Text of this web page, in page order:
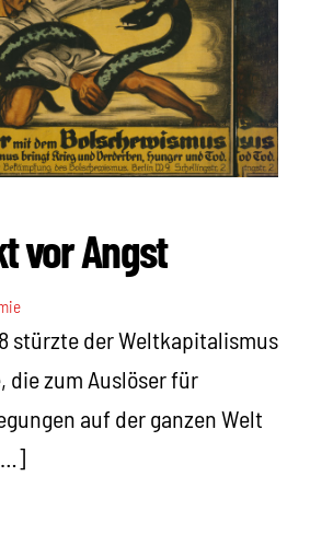
vor Angst
stürzte der Weltkapitalismus
die zum Auslöser für
auf der ganzen Welt